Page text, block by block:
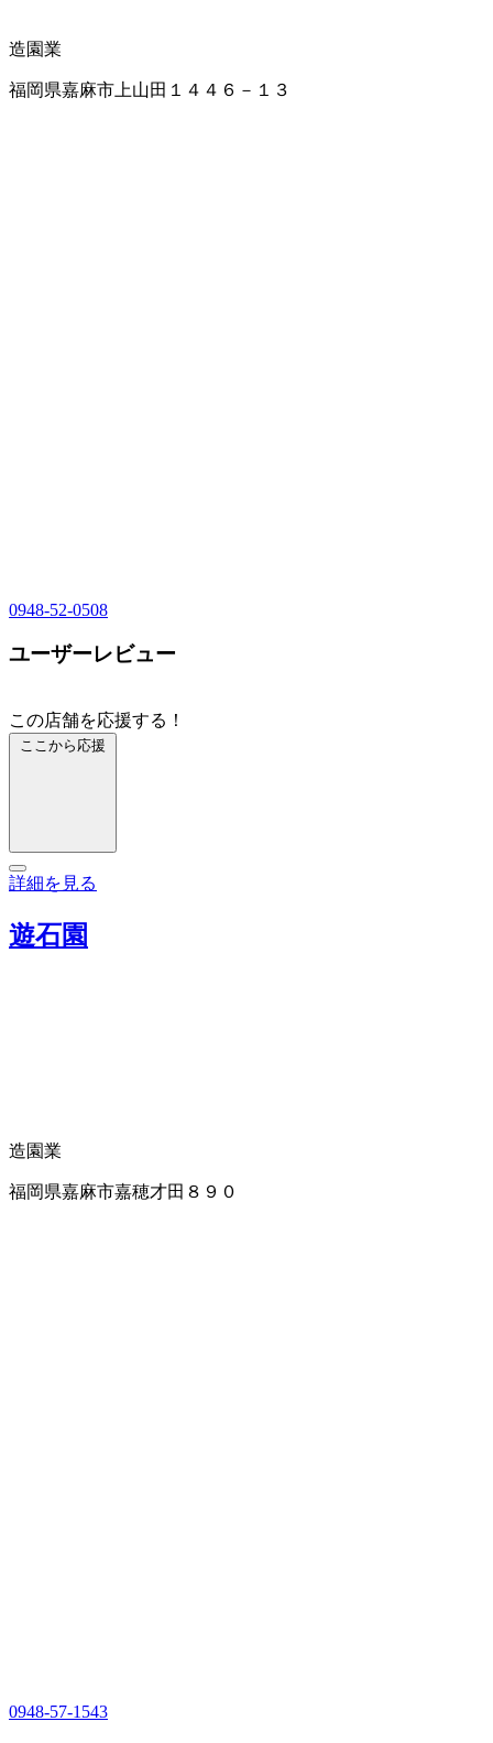
造園業
福岡県嘉麻市上山田１４４６－１３
0948-52-0508
ユーザーレビュー
この店舗を応援する！
ここから応援
詳細を見る
遊石園
造園業
福岡県嘉麻市嘉穂才田８９０
0948-57-1543